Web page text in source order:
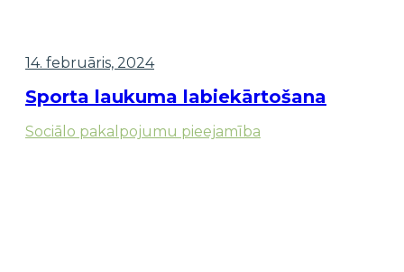
14. februāris, 2024
Sporta laukuma labiekārtošana
Sociālo pakalpojumu pieejamība